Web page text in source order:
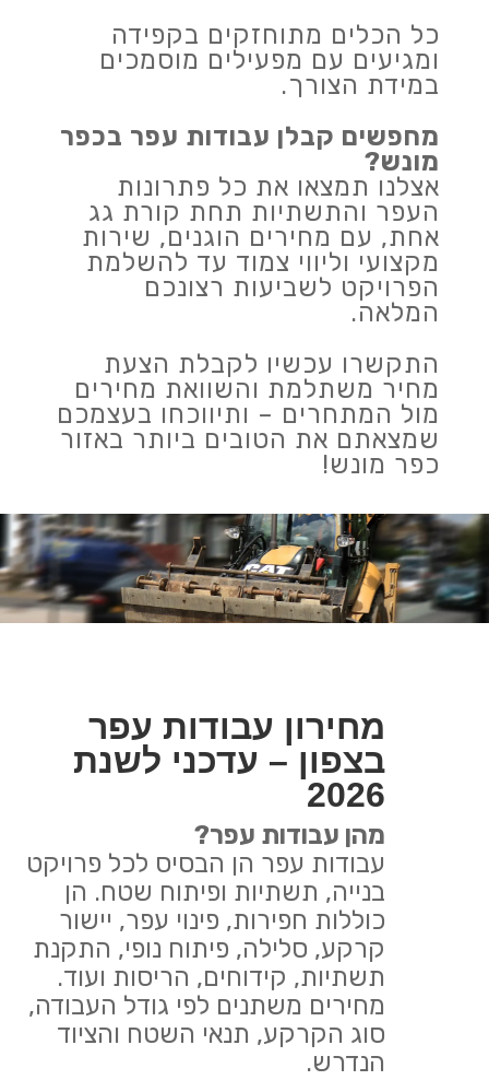
כל הכלים מתוחזקים בקפידה
ומגיעים עם מפעילים מוסמכים
במידת הצורך.
מחפשים קבלן עבודות עפר בכפר
מונש?
אצלנו תמצאו את כל פתרונות
העפר והתשתיות תחת קורת גג
אחת, עם מחירים הוגנים, שירות
מקצועי וליווי צמוד עד להשלמת
הפרויקט לשביעות רצונכם
המלאה.
התקשרו עכשיו לקבלת הצעת
מחיר משתלמת והשוואת מחירים
מול המתחרים – ותיווכחו בעצמכם
שמצאתם את הטובים ביותר באזור
כפר מונש!
מחירון עבודות עפר
בצפון – עדכני לשנת
2026
מהן עבודות עפר?
עבודות עפר הן הבסיס לכל פרויקט
בנייה, תשתיות ופיתוח שטח. הן
כוללות חפירות, פינוי עפר, יישור
קרקע, סלילה, פיתוח נופי, התקנת
תשתיות, קידוחים, הריסות ועוד.
מחירים משתנים לפי גודל העבודה,
סוג הקרקע, תנאי השטח והציוד
הנדרש.